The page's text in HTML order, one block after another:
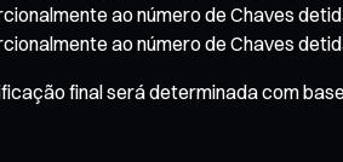
ao número de Chaves
ao número de Chaves
final será determinada com